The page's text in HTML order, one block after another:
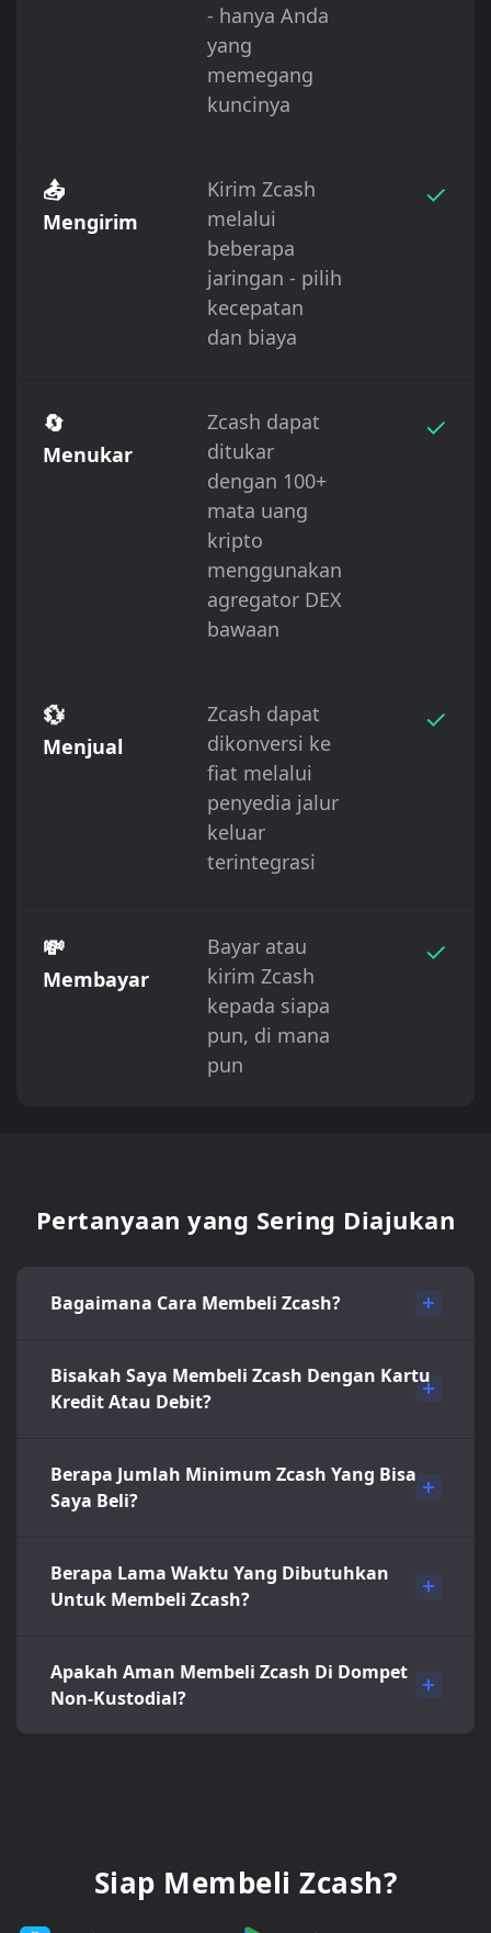
- hanya Anda
yang
memegang
kuncinya
📤
Mengirim
Kirim Zcash
melalui
beberapa
jaringan - pilih
kecepatan
dan biaya
✓
🔄
Menukar
Zcash dapat
ditukar
dengan 100+
mata uang
kripto
menggunakan
agregator DEX
bawaan
✓
💱
Menjual
Zcash dapat
dikonversi ke
fiat melalui
penyedia jalur
keluar
terintegrasi
✓
💸
Membayar
Bayar atau
kirim Zcash
kepada siapa
pun, di mana
pun
✓
Pertanyaan yang Sering Diajukan
Bagaimana Cara Membeli Zcash?
Bisakah Saya Membeli Zcash Dengan Kartu
Kredit Atau Debit?
Berapa Jumlah Minimum Zcash Yang Bisa
Saya Beli?
Berapa Lama Waktu Yang Dibutuhkan
Untuk Membeli Zcash?
Apakah Aman Membeli Zcash Di Dompet
Non-Kustodial?
Siap Membeli Zcash?